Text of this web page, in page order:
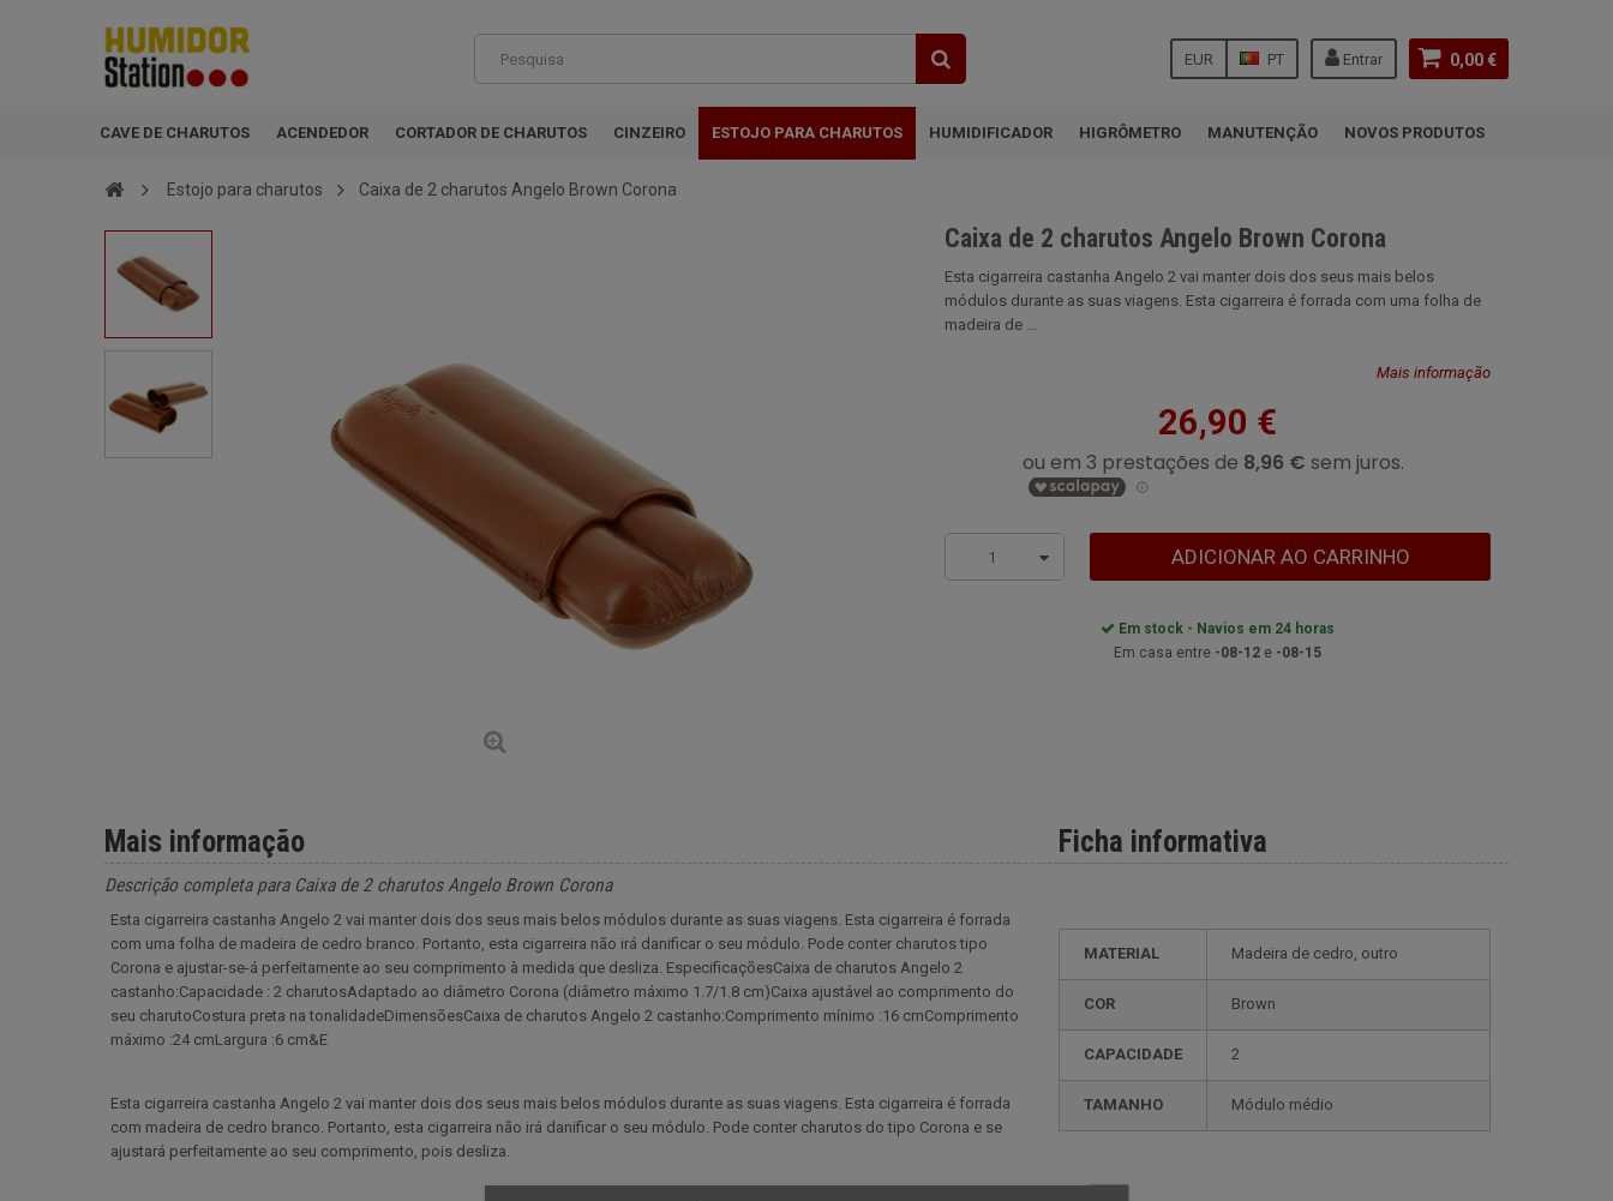
0,00 €
Entrar
PT
EUR
CAVE DE CHARUTOS ACENDEDOR CORTADOR DE CHARUTOS CINZEIRO ESTOJO PARA CHARUTOS HUMIDIFICADOR HIGRÔMETRO MANUTENÇÃO NOVOS PRODUTOS
Estojo para charutos Caixa de 2 charutos Angelo Brown Corona
Caixa de 2 charutos Angelo Brown Corona
Esta cigarreira castanha Angelo 2 vai manter dois dos seus mais belos
módulos durante as suas viagens. Esta cigarreira é forrada com uma folha de
madeira de ...
Mais informação
26,90 €
1 ADICIONAR AO CARRINHO
Em stock - Navios em 24 horas
Em casa entre -08-12 e -08-15
Ficha informativa
MATERIAL Madeira de cedro, outro
COR Brown
CAPACIDADE 2
TAMANHO módulo médio
Mais informação
Descrição completa para Caixa de 2 charutos Angelo Brown Corona
Esta cigarreira castanha Angelo 2 vai manter dois dos seus mais belos módulos durante as suas viagens. Esta cigarreira é forrada
com uma folha de madeira de cedro branco. Portanto, esta cigarreira não irá danificar o seu módulo. Pode conter charutos tipo
Corona e ajustar-se-á perfeitamente ao seu comprimento à medida que desliza. EspecificaçõesCaixa de charutos Angelo 2
castanho:Capacidade : 2 charutosAdaptado ao diâmetro Corona (diâmetro máximo 1.7/1.8 cm)Caixa ajustável ao comprimento do
seu charutoCostura preta na tonalidadeDimensõesCaixa de charutos Angelo 2 castanho:Comprimento mínimo :16 cmComprimento
máximo :24 cmLargura :6 cm&E
Esta cigarreira castanha Angelo 2 vai manter dois dos seus mais belos módulos durante as suas viagens. Esta cigarreira é forrada
com madeira de cedro branco. Portanto, esta cigarreira não irá danificar o seu módulo. Pode conter charutos do tipo Corona e se
ajustará perfeitamente ao seu comprimento, pois desliza.